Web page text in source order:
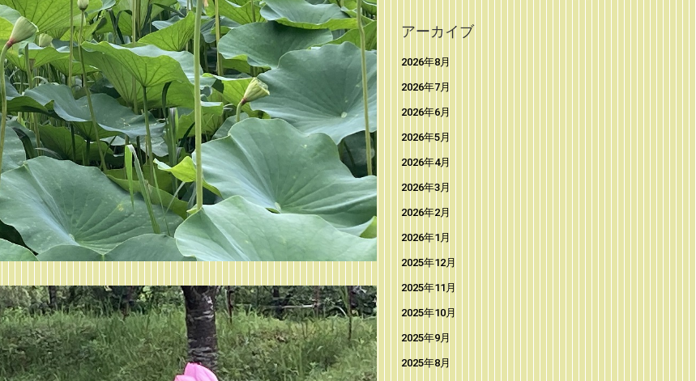
アーカイブ
2026年8月
2026年7月
2026年6月
2026年5月
2026年4月
2026年3月
2026年2月
2026年1月
2025年12月
2025年11月
2025年10月
2025年9月
2025年8月